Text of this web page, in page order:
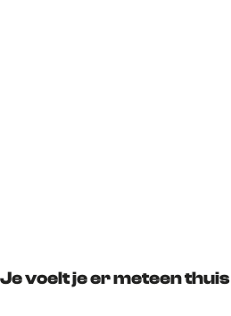
Je voelt je er meteen thuis